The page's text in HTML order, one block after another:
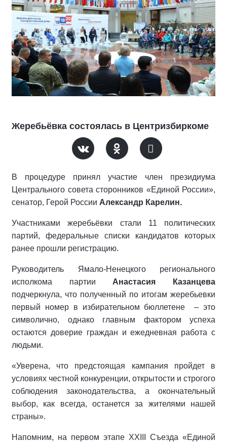
Жеребьёвка состоялась в Центризбиркоме
В процедуре принял участие член президиума
Центрального совета сторонников «Единой России»,
сенатор, Герой России Александр Карелин.
Участниками жеребьёвки стали 11 политических
партий, федеральные списки кандидатов которых
ранее прошли регистрацию.
Руководитель Ямало-Ненецкого регионального
исполкома партии Анастасия Казанцева
подчеркнула, что полученный по итогам жеребьевки
первый номер в избирательном бюллетене
– это
символично, однако главным фактором успеха
остаются доверие граждан и ежедневная работа с
людьми.
«Уверена, что предстоящая кампания пройдет в
условиях честной конкуренции, открытости и строгого
соблюдения законодательства, а окончательный
выбор, как всегда, останется за жителями нашей
страны».
Напомним, на первом этапе XXIII Съезда «Единой